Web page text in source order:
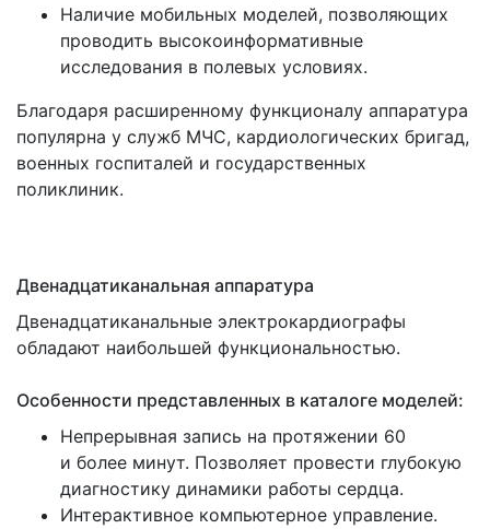
Наличие мобильных моделей, позволяющих
проводить высокоинформативные
исследования в полевых условиях.
Благодаря расширенному функционалу аппаратура
популярна у служб МЧС, кардиологических бригад,
военных госпиталей и государственных
поликлиник.
Двенадцатиканальная аппаратура
Двенадцатиканальные электрокардиографы
обладают наибольшей функциональностью.
Особенности представленных в каталоге моделей:
Непрерывная запись на протяжении 60
и более минут. Позволяет провести глубокую
диагностику динамики работы сердца.
Интерактивное компьютерное управление.